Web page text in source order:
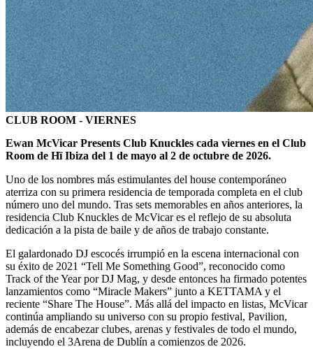
CLUB ROOM - VIERNES
Ewan McVicar Presents Club Knuckles cada viernes en el Club
Room de Hï Ibiza del 1 de mayo al 2 de octubre de 2026.
Uno de los nombres más estimulantes del house contemporáneo
aterriza con su primera residencia de temporada completa en el club
número uno del mundo. Tras sets memorables en años anteriores, la
residencia Club Knuckles de McVicar es el reflejo de su absoluta
dedicación a la pista de baile y de años de trabajo constante.
El galardonado DJ escocés irrumpió en la escena internacional con
su éxito de 2021 “Tell Me Something Good”, reconocido como
Track of the Year por DJ Mag, y desde entonces ha firmado potentes
lanzamientos como “Miracle Makers” junto a KETTAMA y el
reciente “Share The House”. Más allá del impacto en listas, McVicar
continúa ampliando su universo con su propio festival, Pavilion,
además de encabezar clubes, arenas y festivales de todo el mundo,
incluyendo el 3Arena de Dublín a comienzos de 2026.